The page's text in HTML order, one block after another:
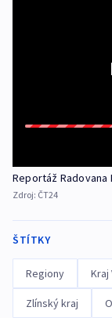
Reportáž Radovana
Zdroj: ČT24
ŠTÍTKY
Regiony Kraj
Zlínský kraj